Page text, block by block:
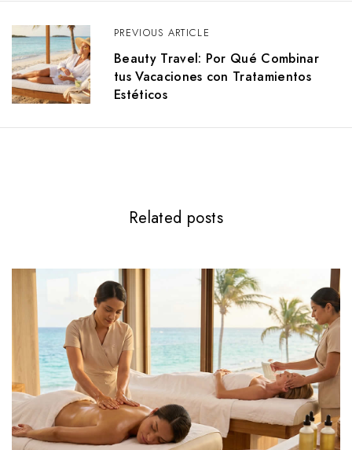
PREVIOUS ARTICLE
Beauty Travel: Por Qué Combinar
tus Vacaciones con Tratamientos
Estéticos
Related posts